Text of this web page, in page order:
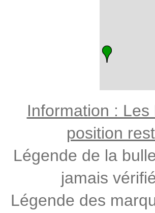
Information :
position
Légende de la
jamais
Légende des